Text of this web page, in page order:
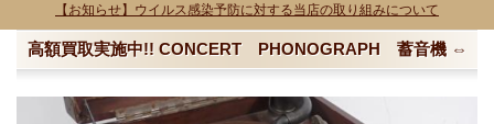
【お知らせ】ウイルス感染予防に対する当店の取り組みについて
高額買取実施中!! CONCERT PHONOGRAPH 蓄音機 ⇔